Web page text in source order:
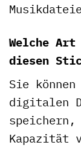
Welche
diesen
Sie
digitalen
speichern,
Kapazität